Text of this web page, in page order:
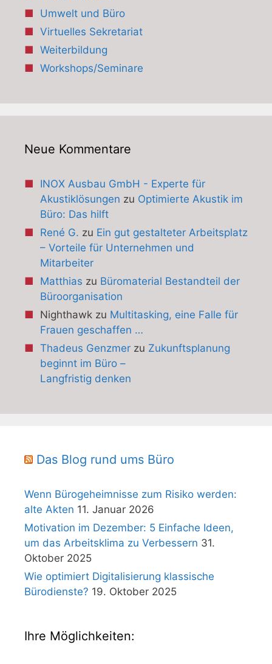
Umwelt und Büro
Virtuelles Sekretariat
Weiterbildung
Workshops/Seminare
Neue Kommentare
INOX Ausbau GmbH - Experte für
Akustiklösungen zu Optimierte Akustik im
Büro: Das hilft
René G. zu Ein gut gestalteter Arbeitsplatz
– Vorteile für Unternehmen und
Mitarbeiter
Matthias zu Büromaterial Bestandteil der
Büroorganisation
Nighthawkzu Multitasking, eine Falle für
Frauen geschaffen …
Thadeus Genzmerzu Zukunftsplanung
beginnt im Büro –
Langfristig denken
Das Blog rund ums Büro
Wenn Bürogeheimnisse zum Risiko werden:
alte Akten 11. Januar 2026
Motivation im Dezember: 5 Einfache Ideen,
um das Arbeitsklima zu Verbessern 31.
Oktober 2025
Wie optimiert Digitalisierung klassische
Bürodienste? 19. Oktober 2025
Ihre Möglichkeiten: